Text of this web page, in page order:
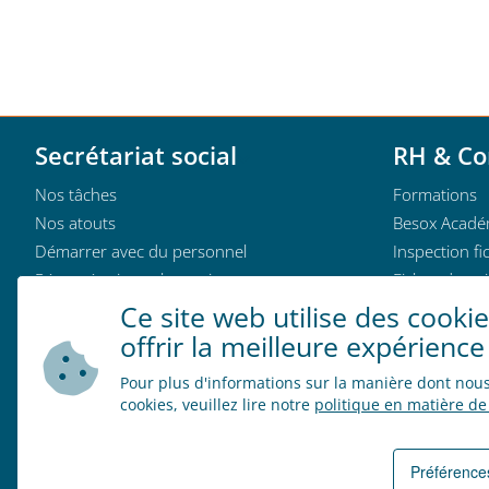
Secrétariat social
Nos tâches
Nos atouts
Démarrer avec du personnel
Rémunérations alternatives
Outils de simulation
Documents
Qui est qui
RH &
Formations
Besox
Inspection
Fiches de
Recrutement
Qui est qui
Ce site web utilise des
offrir la meilleure
Pour plus d'informations sur la manière dont
cookies, veuillez lire notre politique en matière de